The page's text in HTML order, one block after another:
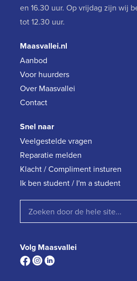
en 16.30 uur. Op vrijdag zijn wij
tot 12.30 uur.
Maasvallei.nl
Aanbod
Voor huurders
Over Maasvallei
Contact
Snel naar
Veelgestelde vragen
Reparatie melden
Klacht / Compliment insturen
Ik ben student / I'm a student
Volg Maasvallei